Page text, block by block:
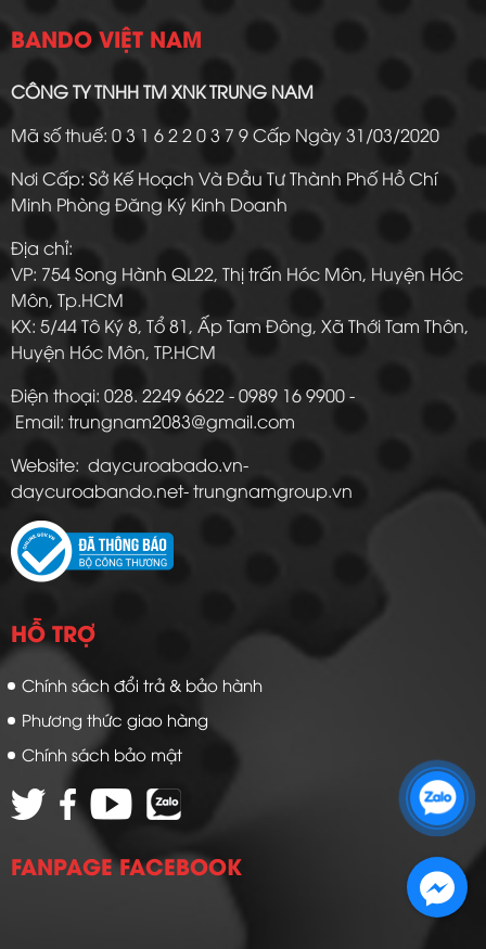
BANDO VIỆT NAM
CÔNG TY TNHH TM XNK TRUNG NAM
Mã số thuế: 0 3 1 6 2 2 0 3 7 9 Cấp Ngày 31/03/2020
Nơi Cấp: Sở Kế Hoạch Và Đầu Tư Thành Phố Hồ Chí
Minh Phòng Đăng Ký Kinh Doanh
Địa chỉ:
VP: 754 Song Hành QL22, Thị trấn Hóc Môn, Huyện Hóc
Môn, Tp.HCM
KX: 5/44 Tô Ký 8, Tổ 81, Ấp Tam Đông, Xã Thới Tam Thôn,
Huyện Hóc Môn, TP.HCM
Điện thoại: 028. 2249 6622 - 0989 16 9900 -
Email: trungnam2083@gmail.com
Website: daycuroabado.vn-
daycuroabando.net- trungnamgroup.vn
HỖ TRỢ
Chính sách đổi trả & bảo hành
Phương thức giao hàng
Chính sách bảo mật
FANPAGE FACEBOOK
Zalo 2: 0972 14 9900